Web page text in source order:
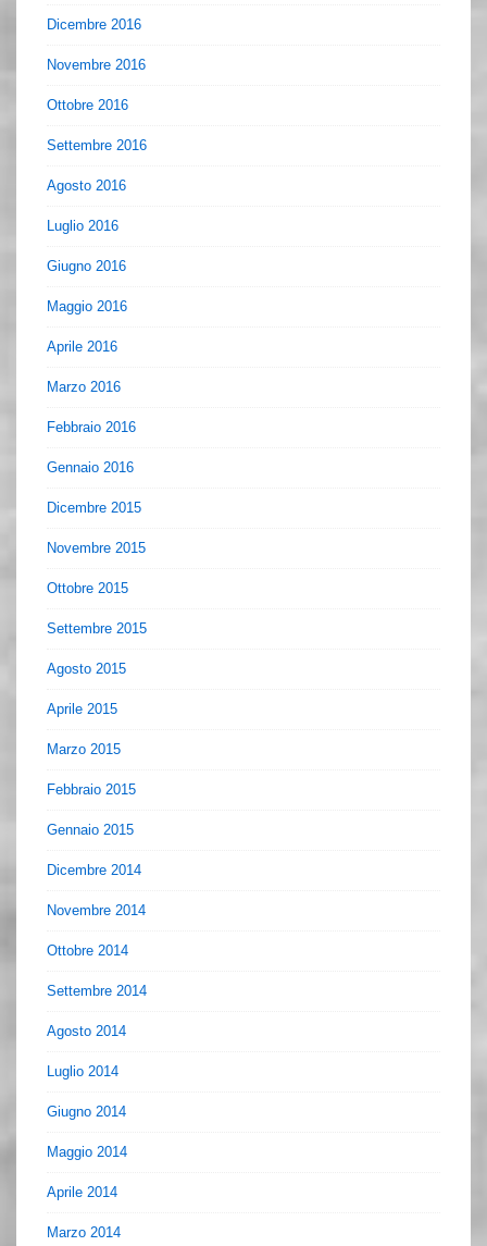
Dicembre 2016
Novembre 2016
Ottobre 2016
Settembre 2016
Agosto 2016
Luglio 2016
Giugno 2016
Maggio 2016
Aprile 2016
Marzo 2016
Febbraio 2016
Gennaio 2016
Dicembre 2015
Novembre 2015
Ottobre 2015
Settembre 2015
Agosto 2015
Aprile 2015
Marzo 2015
Febbraio 2015
Gennaio 2015
Dicembre 2014
Novembre 2014
Ottobre 2014
Settembre 2014
Agosto 2014
Luglio 2014
Giugno 2014
Maggio 2014
Aprile 2014
Marzo 2014